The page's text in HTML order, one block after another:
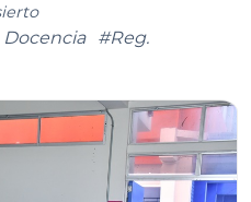
Docencia
#Reg.